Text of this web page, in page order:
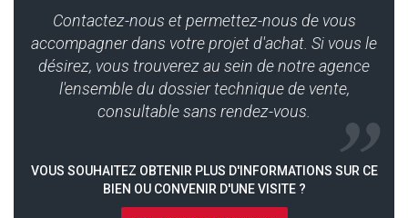
Contactez-nous et permettez-nous de vous
accompagner dans votre projet d'achat. Si vous le
désirez, vous trouverez au sein de notre agence
l'ensemble du dossier technique de vente,
consultable sans rendez-vous.
VOUS SOUHAITEZ OBTENIR PLUS D'INFORMATIONS SUR CE
BIEN OU CONVENIR D'UNE VISITE ?